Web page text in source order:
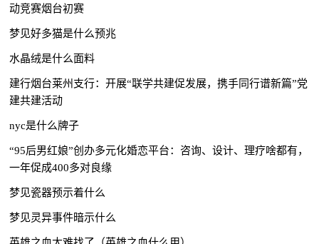
动竞赛烟台初赛
梦见好多猫是什么预兆
水晶绒是什么面料
建行烟台莱州支行：开展“联学共建促发展，携手同行谱新篇”党
建共建活动
nyc是什么牌子
“95后男红娘”创办多元化婚恋平台：咨询、设计、理疗啥都有，
一年促成400多对良缘
梦见瓷器预示着什么
梦见灵异事件暗示什么